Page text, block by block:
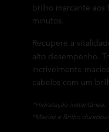
brilho marcante
minutos.
Recupere a
alto desempenho.
incrivelmente
cabelos com um
*Hidratação instantânea.
*Maciez e Brilho